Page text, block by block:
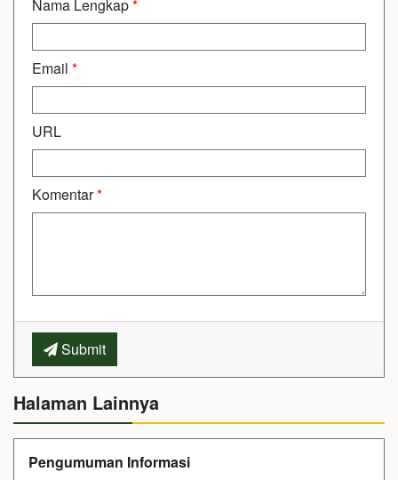
Nama Lengkap*
Email *
URL
Komentar*
Submit
Halaman Lainnya
Pengumuman Informasi